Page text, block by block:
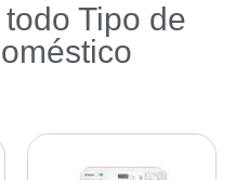
Tipo de